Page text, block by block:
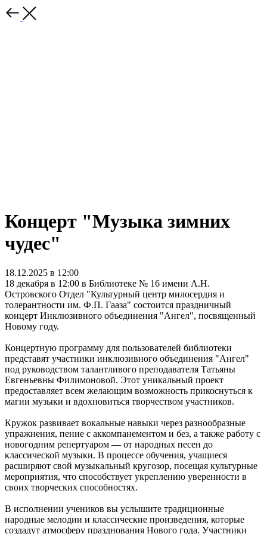
Концерт "Музыка зимних
чудес"
18.12.2025 в 12:00
18 декабря в 12:00 в Библиотеке № 16 имени А.Н.
Островского Отдел "Культурный центр милосердия и
толерантности им. Ф.П. Гааза" состоится праздничный
концерт Инклюзивного объединения "Ангел", посвященный
Новому году.
Концертную программу для пользователей библиотеки
представят участники инклюзивного объединения "Ангел"
под руководством талантливого преподавателя Татьяны
Евгеньевны Филимоновой. Этот уникальный проект
предоставляет всем желающим возможность прикоснуться к
магии музыки и вдохновиться творчеством участников.
Кружок развивает вокальные навыки через разнообразные
упражнения, пение с аккомпанементом и без, а также работу с
новогодним репертуаром — от народных песен до
классической музыки. В процессе обучения, учащиеся
расширяют свой музыкальный кругозор, посещая культурные
мероприятия, что способствует укреплению уверенности в
своих творческих способностях.
В исполнении учеников вы услышите традиционные
народные мелодии и классические произведения, которые
создадут атмосферу празднования Нового года. Участники